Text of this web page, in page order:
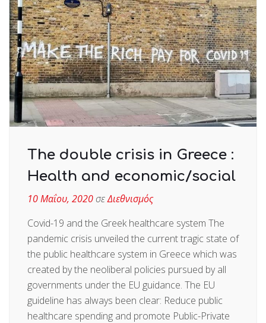
The double crisis in Greece :
Health and economic/social
10 Μαΐου, 2020σεΔιεθνισμός
Covid-19 and the Greek healthcare system The
pandemic crisis unveiled the current tragic state of
the public healthcare system in Greece which was
created by the neoliberal policies pursued by all
governments under the EU guidance. The EU
guideline has always been clear: Reduce public
healthcare spending and promote Public-Private